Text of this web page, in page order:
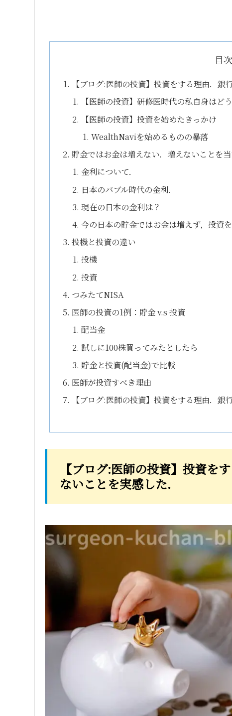
目次
【ブログ:医師の投資】投資をする理由．銀
【医師の投資】研修医時代の私自身はど
【医師の投資】投資を始めたきっかけ
WealthNaviを始めるものの暴落
貯金ではお金は増えない．増えないことを
金利について．
日本のバブル時代の金利．
現在の日本の金利は？
今の日本の貯金ではお金は増えず，投資
投機と投資の違い
投機
投資
つみたてNISA
医師の投資の1例：貯金 v.s 投資
配当金
試しに100株買ってみたとしたら
貯金と投資(配当金)で比較
医師が投資すべき理由
【ブログ:医師の投資】投資をする理由．銀
【ブログ:医師の投資】投資を
ないことを実感した．